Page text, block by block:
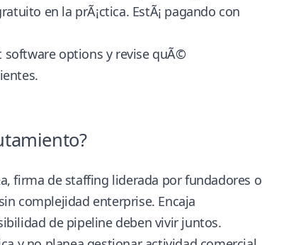
en la prÃ¡ctica. EstÃ¡ pagando con
software options y revise quÃ©
firma de staffing liderada por fundadores o
complejidad enterprise. Encaja
de pipeline deben vivir juntos.